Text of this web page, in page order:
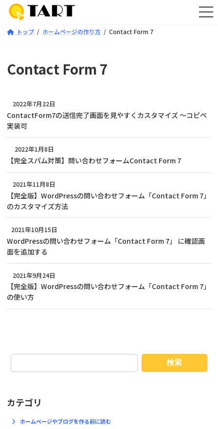
トップ ホームページの作り方 Contact Form 7
Contact Form 7
2022年7月22日
ContactForm7の送信完了画面を見やすくカスタマイズ ～コピペ
実装可
2022年1月8日
【完全スパム対策】問い合わせフォームContact Form 7
2021年11月8日
【完全版】WordPressの問い合わせフォーム「Contact Form 7」
のカスタマイズ方法
2021年10月15日
WordPressの問い合わせフォーム「Contact Form 7」 に確認画
面を追加する
2021年9月24日
【完全版】WordPressの問い合わせフォーム「Contact Form 7」
の使い方
検索
カテゴリ
ホームページやブログを作る前に読む